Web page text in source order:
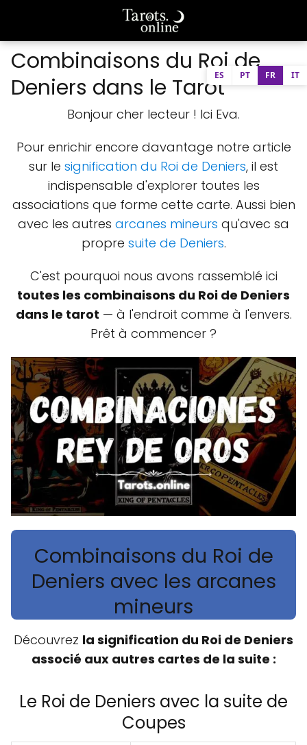
Combinaisons du Roi de
Deniers dans le Tarot
Bonjour cher lecteur ! Ici Eva.
Pour enrichir encore davantage notre article
sur le signification du Roi de Deniers, il est
indispensable d'explorer toutes les
associations que forme cette carte. Aussi bien
avec les autres arcanes mineurs qu'avec sa
propre suite de Deniers.
C'est pourquoi nous avons rassemblé ici
toutes les combinaisons du Roi de Deniers
dans le tarot — à l'endroit comme à l'envers.
Prêt à commencer ?
Combinaisons du Roi de
Deniers avec les arcanes
mineurs
Découvrez la signification du Roi de Deniers
associé aux autres cartes de la suite :
Le Roi de Deniers avec la suite de
Coupes
ES PT FR IT